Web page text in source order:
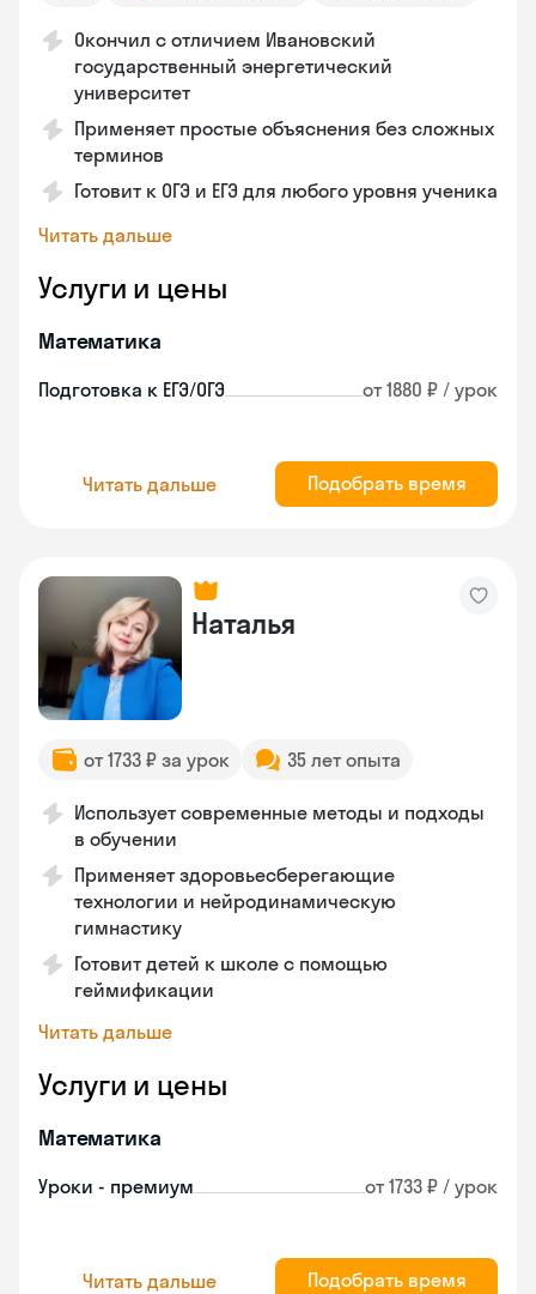
Окончил с отличием Ивановский
государственный энергетический
университет
Применяет простые объяснения без сложных
терминов
Готовит к ОГЭ и ЕГЭ для любого уровня ученика
Читать дальше
Услуги и цены
Математика
Подготовка к ЕГЭ/ОГЭ от 1880 ₽ / урок
Читать дальше Подобрать время
Наталья
от 1733 ₽ за урок 35 лет опыта
Использует современные методы и подходы
в обучении
Применяет здоровьесберегающие
технологии и нейродинамическую
гимнастику
Готовит детей к школе с помощью
геймификации
Читать дальше
Услуги и цены
Математика
Уроки - премиум от 1733 ₽ / урок
Читать дальше Подобрать время